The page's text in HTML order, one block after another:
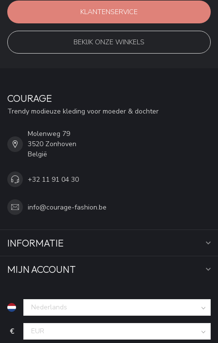
KLANTENSERVICE
BEKIJK ONZE WINKELS
COURAGE
Trendy modieuze kleding voor moeder & dochter
Molenweg 79
3520 Zonhoven
België
+32 11 91 04 30
info@courage-fashion.be
INFORMATIE
MIJN ACCOUNT
€